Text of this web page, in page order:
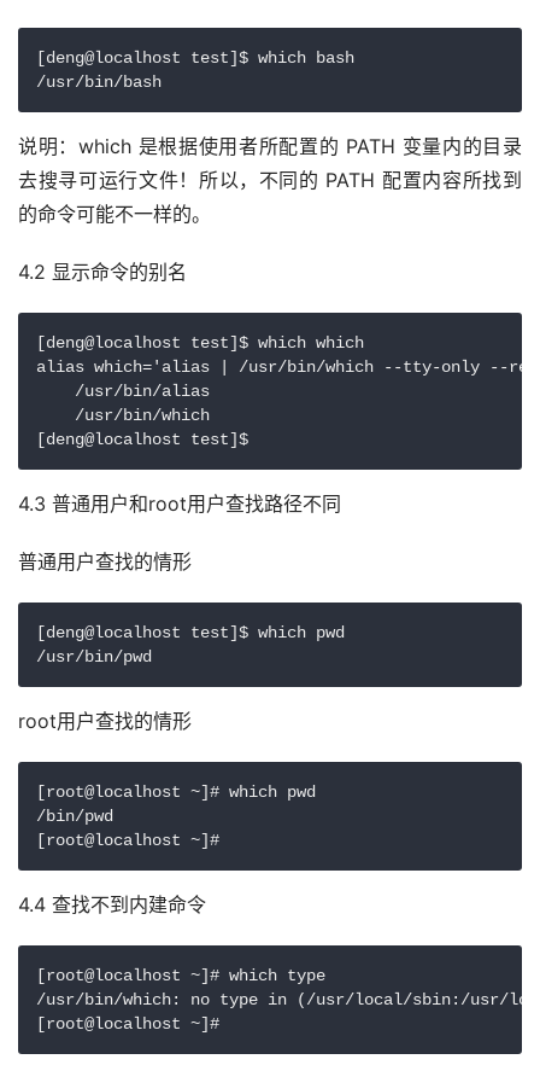
[deng@localhost test]$ which bash
说明：which 是根据使用者所配置的 PATH 变量内的目录
去搜寻可运行文件！所以，不同的 PATH 配置内容所找到
的命令可能不一样的。
4.2 显示命令的别名
[deng@localhost test]$ which which
alias which='alias | /usr/bin/which --tty-only --
    /usr/bin/alias
    /usr/bin/which
4.3 普通用户和root用户查找路径不同
普通用户查找的情形
[deng@localhost test]$ which pwd
root用户查找的情形
[root@localhost ~]# which pwd
/bin/pwd
[root@localhost ~]#
4.4 查找不到内建命令
[root@localhost ~]# which type
/usr/bin/which: no type in (/usr/local/sbin:/usr/
[root@localhost ~]#